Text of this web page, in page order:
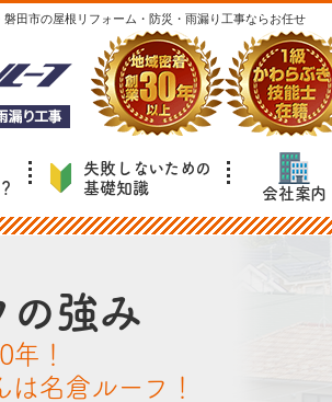
田市の屋根リフォーム・防災・雨漏り工事ならお任せ
失敗しないための
基礎知識
会社案内
の強み
！
名倉ルーフ！